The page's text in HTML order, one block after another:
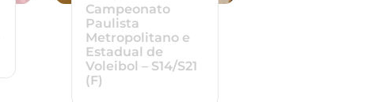
Campeonato
Paulista
Metropolitano e
Estadual de
Voleibol – S14/S21
(F)